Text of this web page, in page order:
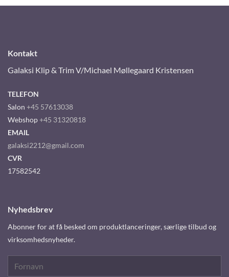
Kontakt
Galaksi Klip & Trim V/Michael Møllegaard Kristensen
TELEFON
Salon +45 57613038
Webshop+45 31320818
EMAIL
galaksi2212@gmail.com
CVR
17582542
Nyhedsbrev
Abonner for at få besked om produktlanceringer, særlige tilbud og
virksomhedsnyheder.